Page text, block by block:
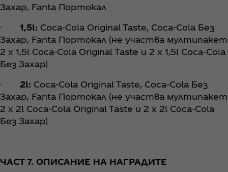
Захар, Fanta Портокал
· 1,5l: Coca‑Cola Original Taste, Coca‑Cola Без
Захар, Fanta Портокал (не участва мултипакет
2 х 1,5l Coca‑Cola Original Taste и 2 x 1,5l Coca‑Cola
Без Захар)
· 2l: Coca‑Cola Original Taste, Coca‑Cola Без
Захар, Fanta Портокал (не участва мултипакет
2 х 2l Coca‑Cola Original Taste и 2 x 2l Coca‑Cola
Без Захар)
ЧАСТ 7. ОПИСАНИЕ НА НАГРАДИТЕ